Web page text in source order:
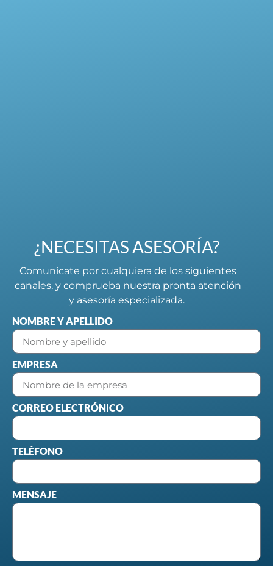
¿NECESITAS ASESORÍA?
Comunícate por cualquiera de los siguientes
canales, y comprueba nuestra pronta atención
y asesoría especializada.
NOMBRE Y APELLIDO
EMPRESA
CORREO ELECTRÓNICO
TELÉFONO
MENSAJE